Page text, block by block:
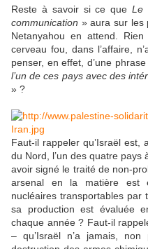
Reste à savoir si ce que Le
communication » aura sur les
Netanyahou en attend.
cerveau fou, dans l’affaire,
penser, en effet, d’une
l’un de ces pays avec des
» ?
Faut-il rappeler qu’Israël est,
du Nord, l’un des quatre pays
avoir signé le traité de non-
arsenal en la matière est
nucléaires transportables
sa production est évaluée
chaque année ? Faut-il
– qu’Israël n’a jamais,